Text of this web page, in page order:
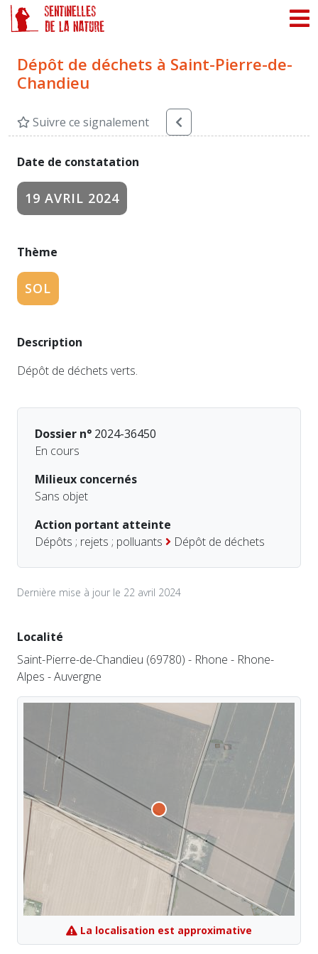
Dépôt de déchets à Saint-Pierre-de-
Chandieu
Suivre ce signalement
Date de constatation
19 AVRIL 2024
Thème
SOL
Description
Dépôt de déchets verts.
Dossier n° 2024-36450
En cours
Milieux concernés
Sans objet
Action portant atteinte
Dépôts ; rejets ; polluants
Dépôt de déchets
Dernière mise à jour le 22 avril 2024
Localité
Saint-Pierre-de-Chandieu (69780) - Rhone - Rhone-
Alpes - Auvergne
La localisation est approximative
Panneau de gestion des cookies